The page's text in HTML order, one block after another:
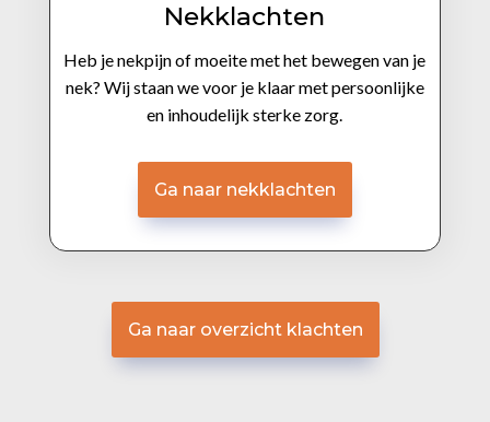
Nekklachten
Heb je nekpijn of moeite met het bewegen van je
nek? Wij staan we voor je klaar met persoonlijke
en inhoudelijk sterke zorg.
Ga naar nekklachten
Ga naar overzicht klachten